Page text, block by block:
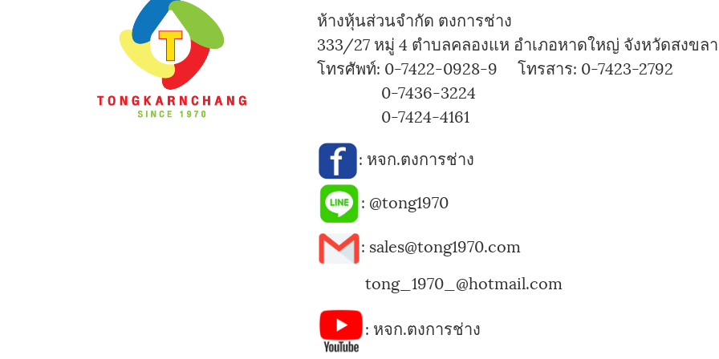
ห้างหุ้นส่วนจำกัด ตงการช่าง
333/27 หมู่ 4 ตำบลคลองแห อำเภอหาดใหญ่ จังหวัดสงขลา
โทรศัพท์: 0-7422-0928-9 โทรสาร: 0-7423-2792
0-7436-3224
0-7424-4161
: หจก.ตงการช่าง
: @tong1970
: sales@tong1970.com
tong_1970_@hotmail.com
: หจก.ตงการช่าง